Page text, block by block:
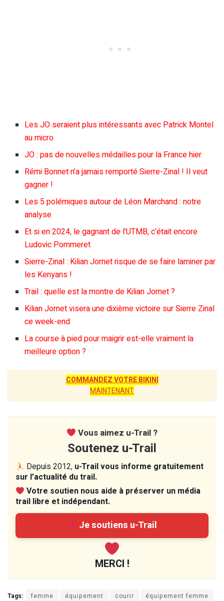
Les JO seraient plus intéressants avec Patrick Montel
au micro
JO : pas de nouvelles médailles pour la France hier
Rémi Bonnet n’a jamais remporté Sierre-Zinal ! Il veut
gagner !
Les 5 polémiques autour de Léon Marchand : notre
analyse
Et si en 2024, le gagnant de l’UTMB, c’était encore
Ludovic Pommeret
Sierre-Zinal : Kilian Jornet risque de se faire laminer par
les Kenyans !
Trail : quelle est la montre de Kilian Jornet ?
Kilian Jornet visera une dixième victoire sur Sierre Zinal
ce week-end
La course à pied pour maigrir est-elle vraiment la
meilleure option ?
COMMANDEZ VOTRE BIKINI
MAINTENANT
Vous aimez u-Trail ?
Soutenez u-Trail
Depuis 2012, u-Trail vous informe gratuitement
sur l’actualité du trail.
Votre soutien nous aide à préserver un média
trail libre et indépendant.
Je soutiens u-Trail
MERCI !
Tags: femme équipement courir
équipement femme